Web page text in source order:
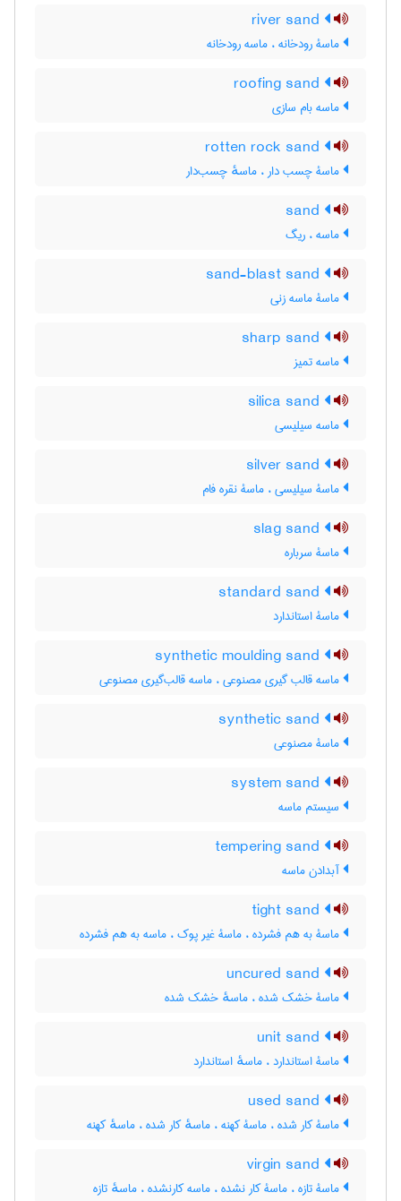
ماسۀ رودخانه ، ماسه رودخانه
ماسه بام سازی
ماسۀ چسب دار ، ماسهٔ چسب‌دار
ماسه ، ریگ
ماسۀ ماسه زنی
ماسه تمیز
ماسه سیلیسی
ماسۀ سیلیسی ، ماسۀ نقره فام
ماسۀ سرباره
ماسۀ استاندارد
ماسه قالب گیری مصنوعی ، ماسه قالب‌گیری مصنوعی
ماسۀ مصنوعی
سیستم ماسه
آبدادن ماسه
ماسۀ به هم فشرده ، ماسۀ غیر پوک ، ماسه به هم فشرده
ماسۀ خشک شده ، ماسهٔ خشک شده
ماسۀ استاندارد ، ماسهٔ استاندارد
ماسۀ کار شده ، ماسۀ کهنه ، ماسهٔ کار شده ، ماسهٔ کهنه
ماسۀ تازه ، ماسۀ کار نشده ، ماسه کارنشده ، ماسهٔ تازه